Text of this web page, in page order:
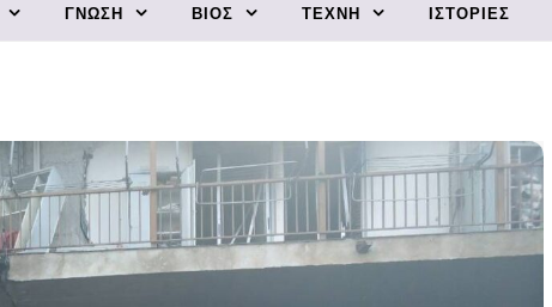
ΓΝΏΣΗ ΒΊΟΣ ΤΈΧΝΗ ΙΣΤΟΡΊΕΣ